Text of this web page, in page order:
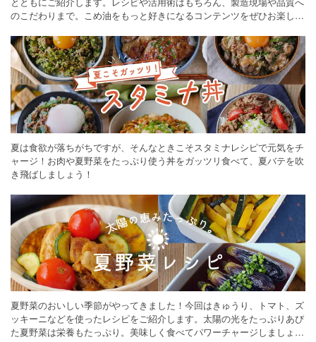
のこだわりまで。こめ油をもっと好きになるコンテンツをぜひお楽しみ
夏は食欲が落ちがちですが、そんなときこそスタミナレシピで元気をチ
ャージ！お肉や夏野菜をたっぷり使う丼をガッツリ食べて、夏バテを吹
き飛ばしましょう！
夏野菜のおいしい季節がやってきました！今回はきゅうり、トマト、ズ
ッキーニなどを使ったレシピをご紹介します。太陽の光をたっぷりあび
た夏野菜は栄養もたっぷり。美味しく食べてパワーチャージしましょう